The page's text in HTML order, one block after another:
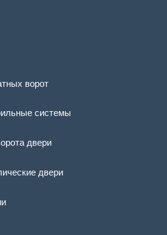
ворот
системы
двери
двери